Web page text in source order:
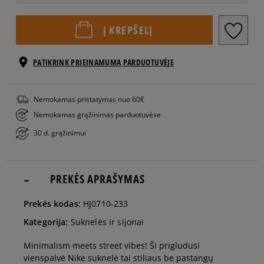
S
man
Pranešti
man
XL
Pranešti
Pranešti
Į KREPŠELĮ
PATIKRINK PRIEINAMUMĄ PARDUOTUVĖJE
Nemokamas pristatymas nuo 60€
Nemokamas grąžinimas parduotuvėse
30 d. grąžinimui
PREKĖS APRAŠYMAS
Prekės kodas: HJ0710-233
Kategorija: Suknelės ir sijonai
Minimalism meets street vibes! Ši prigludusi
vienspalvė Nike suknelė tai stiliaus be pastangų